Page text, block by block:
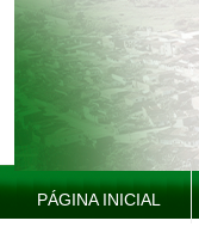
PÁGINA INICIAL